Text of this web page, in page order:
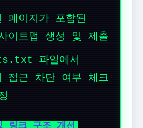
페이지가 포함된
이트맵 생성 및 제출
파일에서
접근 차단 여부 체크